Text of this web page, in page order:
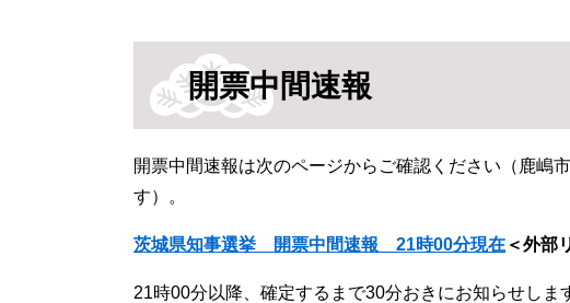
開票中間速報
開票中間速報は次のページからご確認ください（鹿嶋
す）。
茨城県知事選挙 開票中間速報 21時00分現在 ＜外部
​21時00分以降、確定するまで30分おきにお知らせしま